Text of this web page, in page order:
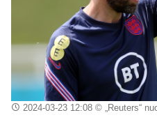
2024-03-23 12:08© „Reuters“